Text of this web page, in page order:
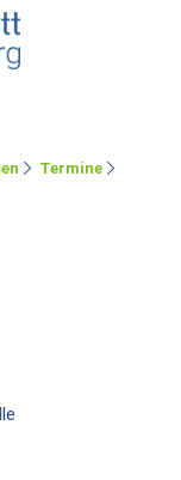
Termine